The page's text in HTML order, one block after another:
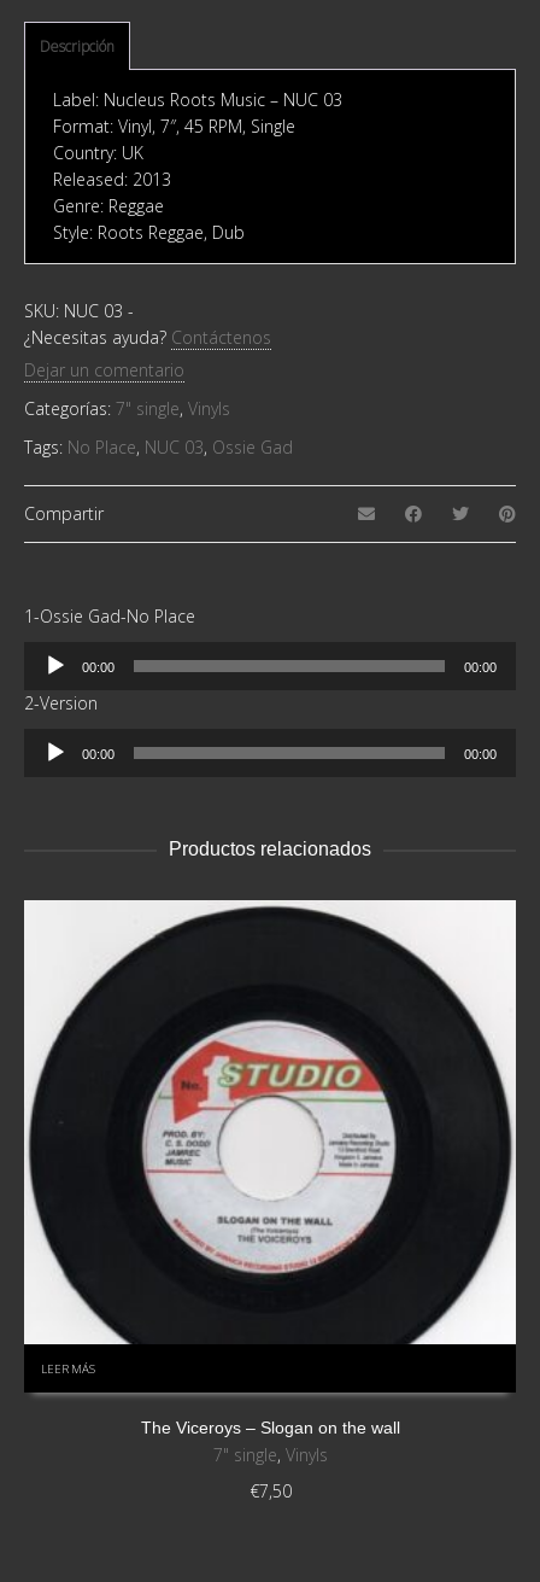
Descripción
Label: Nucleus Roots Music ‎– NUC 03
Format: Vinyl, 7″, 45 RPM, Single
Country: UK
Released: 2013
Genre: Reggae
Style: Roots Reggae, Dub
SKU: NUC 03 -
¿Necesitas ayuda? Contáctenos
Dejar un comentario
Categorías: 7" single, Vinyls
Tags: No Place, NUC 03, Ossie Gad ‎
Compartir
1-Ossie Gad-No Place
Reproductor
audio
00:00 00:00
2-Version
Reproductor
00:00 00:00
Productos relacionados
LEER MÁS
The Viceroys – Slogan on the wall
7" single, Vinyls
€7,50